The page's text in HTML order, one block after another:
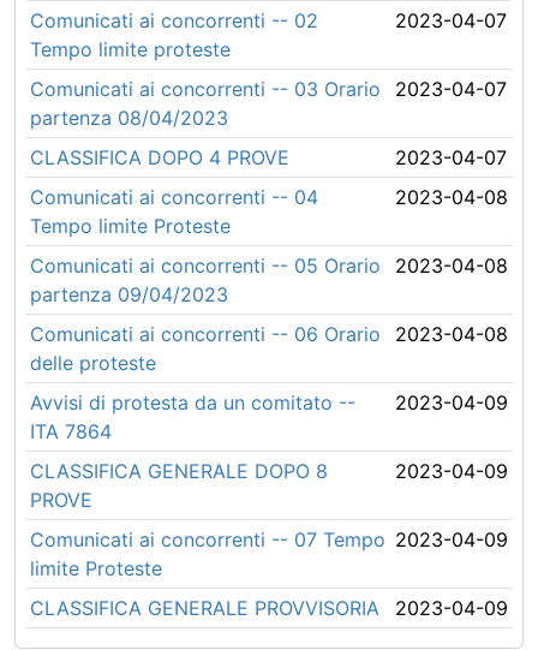
Comunicati ai concorrenti -- 02
Tempo limite proteste
2023-04-07
Comunicati ai concorrenti -- 03 Orario
partenza 08/04/2023
2023-04-07
CLASSIFICA DOPO 4 PROVE
2023-04-07
Comunicati ai concorrenti -- 04
Tempo limite Proteste
2023-04-08
Comunicati ai concorrenti -- 05 Orario
partenza 09/04/2023
2023-04-08
Comunicati ai concorrenti -- 06 Orario
delle proteste
2023-04-08
Avvisi di protesta da un comitato --
ITA 7864
2023-04-09
CLASSIFICA GENERALE DOPO 8
PROVE
2023-04-09
Comunicati ai concorrenti -- 07 Tempo
limite Proteste
2023-04-09
CLASSIFICA GENERALE PROVVISORIA 2023-04-09